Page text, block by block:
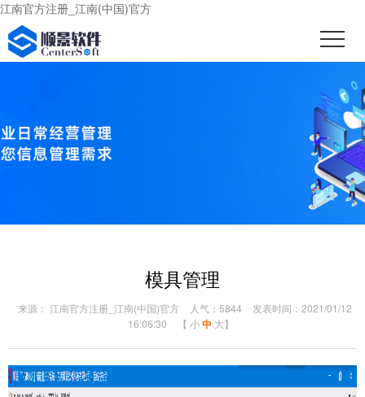
江南官方注册_江南(中国)官方
模具管理
来源： 江南官方注册_江南(中国)官方 人气：5844
发表时间：2021/01/12
16:06:30
【 小 中 大】